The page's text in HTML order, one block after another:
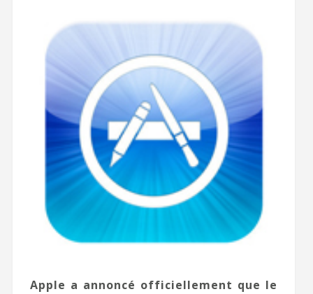
Apple a annoncé officiellement que le